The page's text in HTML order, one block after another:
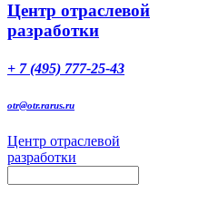
Центр отраслевой
разработки
+ 7 (495) 777-25-43
otr@otr.rarus.ru
Центр отраслевой
разработки